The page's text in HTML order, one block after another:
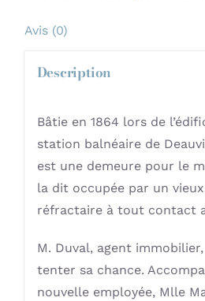
Avis (0)
Description
Bâtie en 1864 lors de
station balnéaire de
est une demeure pour le
la dit occupée par un
réfractaire à tout contact
M. Duval, agent
tenter sa chance.
nouvelle employée, Mlle